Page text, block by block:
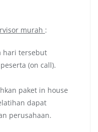
murah :
hari tersebut
(on call).
paket in house
dapat
perusahaan.